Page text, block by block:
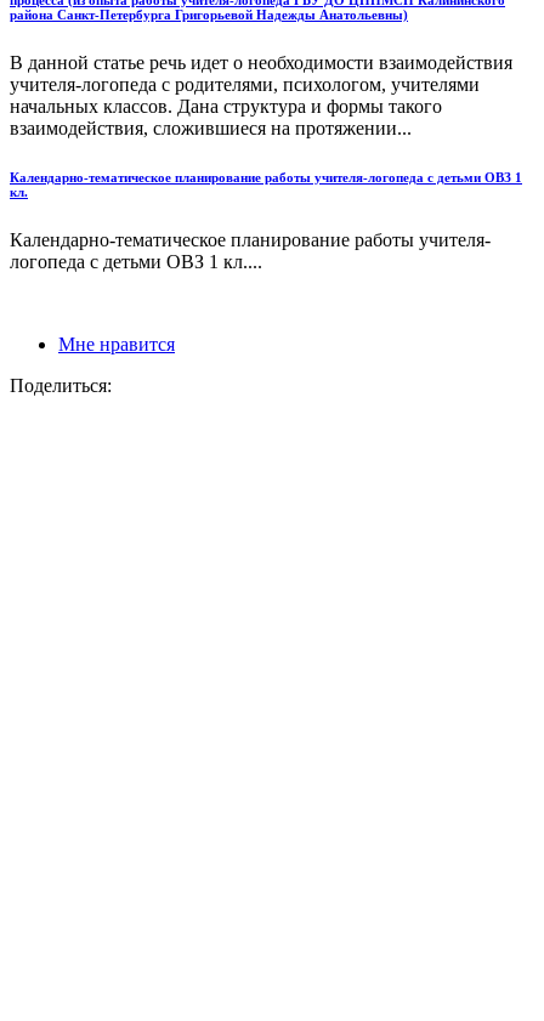
района Санкт-Петербурга Григорьевой Надежды Анатольевны)
В данной статье речь идет о необходимости взаимодействия
учителя-логопеда с родителями, психологом, учителями
начальных классов. Дана структура и формы такого
взаимодействия, сложившиеся на протяжении...
Календарно-тематическое планирование работы учителя-логопеда с детьми ОВЗ 1
кл.
Календарно-тематическое планирование работы учителя-
логопеда с детьми ОВЗ 1 кл....
Мне нравится
Поделиться: